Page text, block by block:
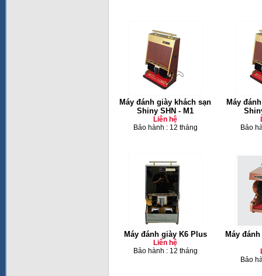
Máy đánh giày khách sạn
Shiny SHN - M1
Liên hệ
Bảo hành : 12 tháng
Máy
Bảo
Máy đánh giày K6 Plus
Liên hệ
Bảo hành : 12 tháng
Máy
Bảo